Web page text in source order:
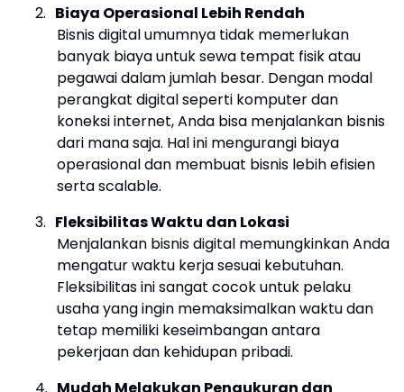
2. Biaya Operasional Lebih Rendah
Bisnis digital umumnya tidak memerlukan
banyak biaya untuk sewa tempat fisik atau
pegawai dalam jumlah besar. Dengan modal
perangkat digital seperti komputer dan
koneksi internet, Anda bisa menjalankan bisnis
dari mana saja. Hal ini mengurangi biaya
operasional dan membuat bisnis lebih efisien
serta scalable.
3. Fleksibilitas Waktu dan Lokasi
Menjalankan bisnis digital memungkinkan Anda
mengatur waktu kerja sesuai kebutuhan.
Fleksibilitas ini sangat cocok untuk pelaku
usaha yang ingin memaksimalkan waktu dan
tetap memiliki keseimbangan antara
pekerjaan dan kehidupan pribadi.